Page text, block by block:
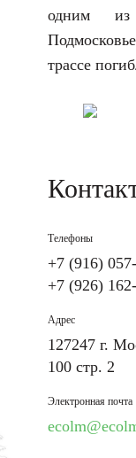
одним из
трассе
Телефоны
+7 (916)
+7 (926)
Адрес
127247 г.
100 стр. 2
Электронная почта